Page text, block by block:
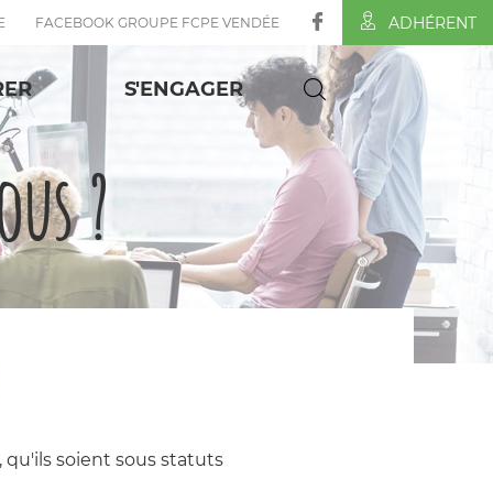
FACEBOOK GROUPE FCPE VENDÉE ADHÉRENT
S'ENGAGER
?
soient sous statuts